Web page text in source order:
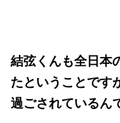
結弦くんも全日本
たということです
過ごされているん